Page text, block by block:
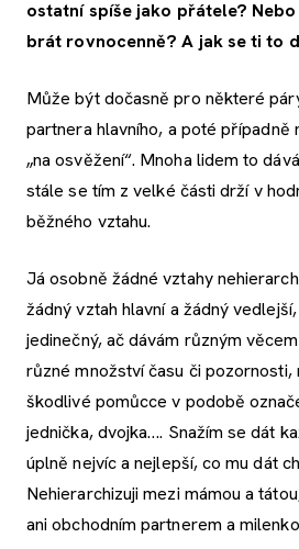
ostatní spíše jako přátele?
brát rovnocenně? A jak se ti to
Může být dočasně pro některé
partnera hlavního, a poté případně
„na osvěžení“. Mnoha lidem to
stále se tím z velké části drží v
běžného vztahu.
Já osobně žádné vztahy
žádný vztah hlavní a žádný
jedinečný, ač dávám různým
různé množství času či pozornosti,
škodlivé pomůcce v podobě
jednička, dvojka…. Snažím se dát
úplně nejvíc a nejlepší, co mu dát
Nehierarchizuji mezi mámou a
ani obchodním partnerem a